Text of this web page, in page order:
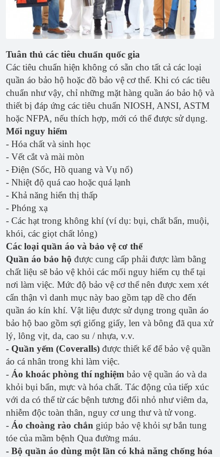
Tuân thủ các tiêu chuẩn quốc gia
Các tiêu chuẩn hiện không có sẵn cho tất cả các loại
quần áo bảo hộ hoặc đồ bảo vệ cơ thể. Khi có các tiêu
chuẩn như vậy, chỉ những mặt hàng quần áo bảo hộ và
thiết bị đáp ứng các tiêu chuẩn NIOSH, ANSI, ASTM
hoặc NFPA, nếu thích hợp, mới có thể được sử dụng.
Mối nguy hiểm
- Hóa chất và sinh học
- Vết cắt và mài mòn
- Điện (Sốc, Hồ quang và Vụ nổ)
- Nhiệt độ quá cao hoặc quá lạnh
- Khả năng hiển thị thấp
- Phóng xạ
- Các hạt trong không khí (ví dụ: bụi, chất bẩn, muội,
khói, các giọt chất lỏng)
Các loại quần áo và bảo vệ cơ thể
Quần áo bảo hộ được cung cấp phải được làm bằng
chất liệu sẽ bảo vệ khỏi các mối nguy hiểm cụ thể tại
nơi làm việc. Mức độ bảo vệ cơ thể nên được xem xét
cẩn thận vì danh mục này bao gồm tạp dề cho đến
quần áo kín khí. Vật liệu được sử dụng trong quần áo
bảo hộ bao gồm sợi giống giấy, len và bông đã qua xử
lý, lông vịt, da, cao su / nhựa, v.v.
- Quần yếm (Coveralls) được thiết kế để bảo vệ quần
áo cá nhân trong khi làm việc.
- Áo khoác phòng thí nghiệm bảo vệ quần áo và da
khỏi bụi bẩn, mực và hóa chất. Tác động của tiếp xúc
với da có thể từ các bệnh tương đối nhỏ như viêm da,
nhiễm độc toàn thân, nguy cơ ung thư và tử vong.
- Áo choàng rào chắn giúp bảo vệ khỏi sự bắn tung
tóe của mầm bệnh Qua đường máu.
- Bộ quần áo dùng một lần có khả năng chống hóa